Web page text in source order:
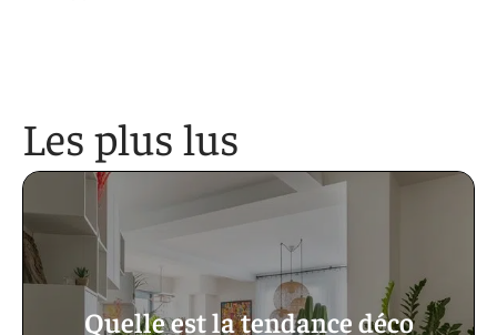
Les plus lus
Quelle est la tendance déco